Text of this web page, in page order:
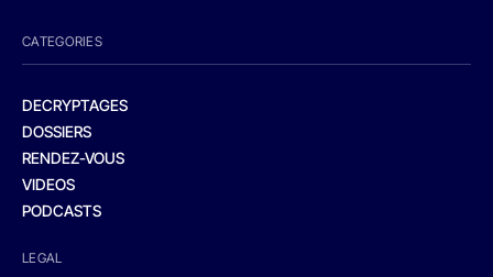
CATEGORIES
DECRYPTAGES
DOSSIERS
RENDEZ-VOUS
VIDEOS
PODCASTS
LEGAL